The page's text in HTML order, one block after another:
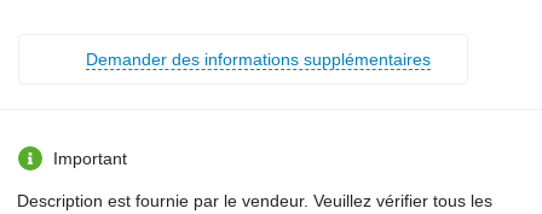
Demander des informations supplémentaires
Important
Description est fournie par le vendeur. Veuillez vérifier tous les